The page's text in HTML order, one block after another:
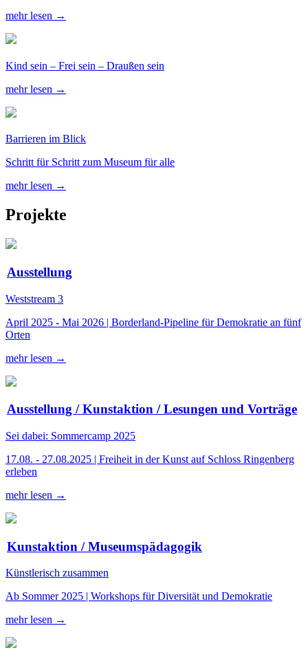
mehr lesen →
Kind sein – Frei sein – Draußen sein
mehr lesen →
Barrieren im Blick
Schritt für Schritt zum Museum für alle
mehr lesen →
Projekte
Ausstellung
Weststream 3
April 2025 - Mai 2026 | Borderland-Pipeline für Demokratie an fünf
Orten
mehr lesen →
Ausstellung / Kunstaktion / Lesungen und Vorträge
Sei dabei: Sommercamp 2025
17.08. - 27.08.2025 | Freiheit in der Kunst auf Schloss Ringenberg
erleben
mehr lesen →
Kunstaktion / Museumspädagogik
Künstlerisch zusammen
Ab Sommer 2025 | Workshops für Diversität und Demokratie
mehr lesen →